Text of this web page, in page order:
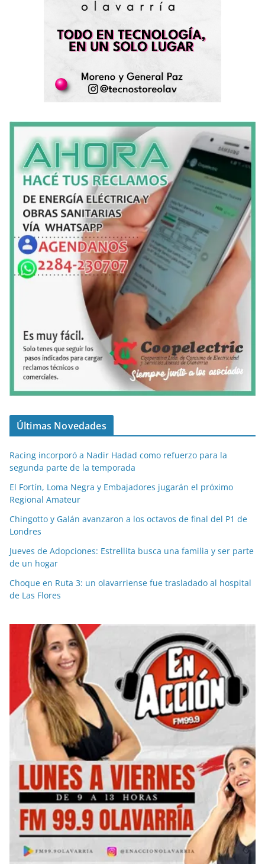
Últimas Novedades
Racing incorporó a Nadir Hadad como refuerzo para la
segunda parte de la temporada
El Fortín, Loma Negra y Embajadores jugarán el próximo
Regional Amateur
Chingotto y Galán avanzaron a los octavos de final del P1 de
Londres
Jueves de Adopciones: Estrellita busca una familia y ser parte
de un hogar
Choque en Ruta 3: un olavarriense fue trasladado al hospital
de Las Flores